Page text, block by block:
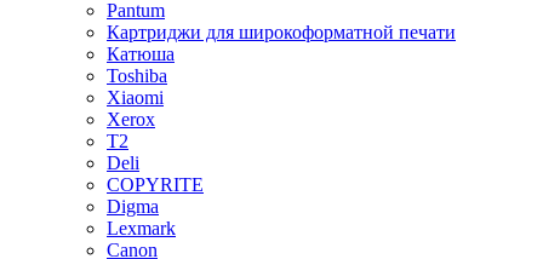
Pantum
Картриджи для широкоформатной печати
Катюша
Toshiba
Xiaomi
Xerox
T2
Deli
COPYRITE
Digma
Lexmark
Canon